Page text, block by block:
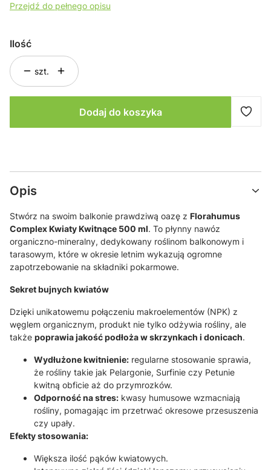
Przejdź do pełnego opisu
Ilość
szt.
Dodaj do koszyka
Opis
Stwórz na swoim balkonie prawdziwą oazę z Florahumus
Complex Kwiaty Kwitnące 500 ml. To płynny nawóz
organiczno-mineralny, dedykowany roślinom balkonowym i
tarasowym, które w okresie letnim wykazują ogromne
zapotrzebowanie na składniki pokarmowe.
Sekret bujnych kwiatów
Dzięki unikatowemu połączeniu makroelementów (NPK) z
węglem organicznym, produkt nie tylko odżywia rośliny, ale
także poprawia jakość podłoża w skrzynkach i donicach.
Wydłużone kwitnienie: regularne stosowanie sprawia,
że rośliny takie jak Pelargonie, Surfinie czy Petunie
kwitną obficie aż do przymrozków.
Odporność na stres: kwasy humusowe wzmacniają
rośliny, pomagając im przetrwać okresowe przesuszenia
czy upały.
Efekty stosowania:
Większa ilość pąków kwiatowych.